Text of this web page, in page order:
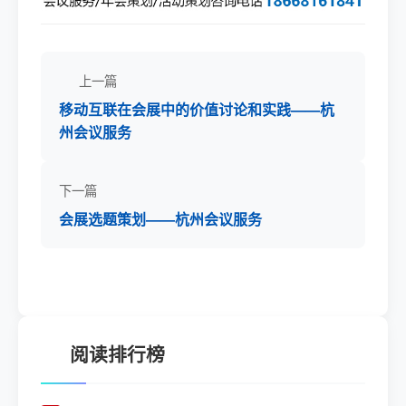
上一篇
移动互联在会展中的价值讨论和实践——杭
州会议服务
下一篇
会展选题策划——杭州会议服务
阅读排行榜